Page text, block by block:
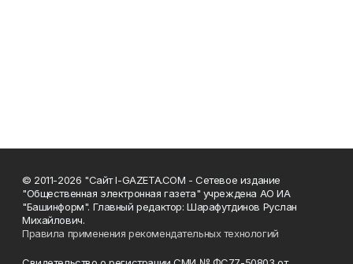
© 2011-2026 "Сайт I-GAZETA.COM - Сетевое издание
"Общественная электронная газета" учреждена АО ИА
"Башинформ". Главный редактор: Шарафутдинов Руслан
Михайлович.
Правила применения рекомендательных технологий